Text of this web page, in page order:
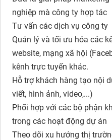
nghiệp mà công ty hợp tác
Tư vấn các dịch vụ công ty
Quản lý và tối ưu hóa các
website, mạng xã hội
kênh trực tuyến khác.
Hỗ trợ khách hàng tạo nội
viết, hình ảnh, video,...)
Phối hợp với các bộ phận
trong các hoạt động dự án
Theo dõi xu hướng thị